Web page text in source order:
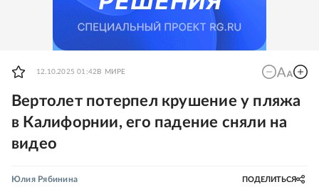
12.10.2025 01:42 В МИРЕ
Вертолет потерпел крушение у пляжа
в Калифорнии, его падение сняли на
видео
Юлия Рябинина ПОДЕЛИТЬСЯ